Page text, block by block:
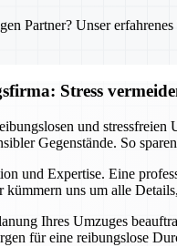
Partner? Unser
Stress
und
Gegenstände. So
und Expertise. Eine
uns um alle
Ihres Umzuges
für eine reibungslose